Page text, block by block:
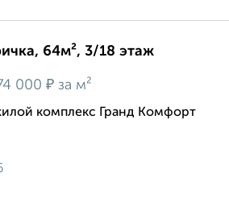
64м², 3/18 этаж
000 ₽ за м²
комплекс Гранд Комфорт